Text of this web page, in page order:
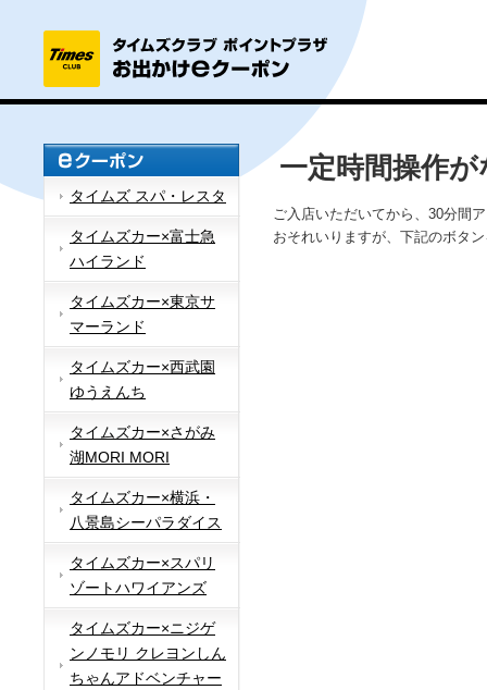
タイムズ スパ・レスタ
タイムズカー×富士急
ハイランド
タイムズカー×東京サ
マーランド
タイムズカー×西武園
ゆうえんち
タイムズカー×さがみ
湖MORI MORI
タイムズカー×横浜・
八景島シーパラダイス
タイムズカー×スパリ
ゾートハワイアンズ
タイムズカー×ニジゲ
ンノモリ クレヨンしん
ちゃんアドベンチャー
一定時間操作
ご入店いただいてから、30分間
おそれいりますが、下記のボタ